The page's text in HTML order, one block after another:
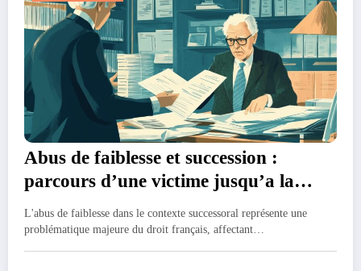
Abus de faiblesse et succession :
parcours d’une victime jusqu’a la
reconnaissance judiciaire
L'abus de faiblesse dans le contexte successoral représente une
problématique majeure du droit français, affectant…